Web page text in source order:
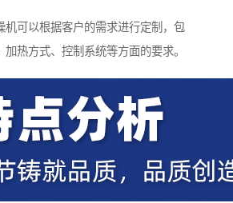
机可以根据客户的需求进行定制，包
热方式、控制系统等方面的要求。